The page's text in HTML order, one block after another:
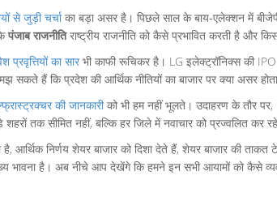
से जुड़ी चर्चाका बड़ा असर है। पिछले साल के बाय‑एलेक्शन में बीजेपी
पंजाब राजनीतिराष्ट्रीय राजनीति को कैसे प्रभावित करती है और
का सारभी काफी रूचिकर है। LG इलेक्ट्रॉनिक्स की IPO
हैं कि प्रदेश की आर्थिक नीतियों का बाजार पर क्या असर
की जानकारीको भी हम नहीं भूलते। उदाहरण के तौर
शहरों तक सीमित नहीं, बल्कि हर जिले में नवाचार को प्रज्वलित कर
आर्थिक निर्णय शेयर बाजार को दिशा देते हैं, शेयर बाजार की
है। अब नीचे आप देखेंगे कि हमने इन सभी आयामों को कैसे